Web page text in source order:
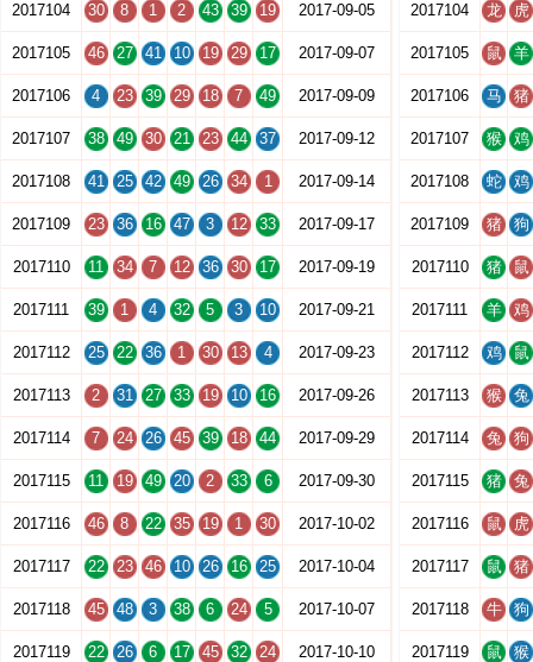
2017104 30 8 1 2 43 39 19 2017-09-05
2017105 46 27 41 10 19 29 17 2017-09-07
2017106 4 23 39 29 18 7 49 2017-09-09
2017107 38 49 30 21 23 44 37 2017-09-12
2017108 41 25 42 49 26 34 1 2017-09-14
2017109 23 36 16 47 3 12 33 2017-09-17
2017110 11 34 7 12 36 30 17 2017-09-19
2017111 39 1 4 32 5 3 10 2017-09-21
2017112 25 22 36 1 30 13 4 2017-09-23
2017113 2 31 27 33 19 10 16 2017-09-26
2017114 7 24 26 45 39 18 44 2017-09-29
2017115 11 19 49 20 2 33 6 2017-09-30
2017116 46 8 22 35 19 1 30 2017-10-02
2017117 22 23 46 10 26 16 25 2017-10-04
2017118 45 48 3 38 6 24 5 2017-10-07
2017119 22 26 6 17 45 32 24 2017-10-10
2017104 龙 虎
2017105 鼠 羊
2017106 马 猪
2017107 猴 鸡
2017108 蛇 鸡
2017109 猪 狗
2017110 猪 鼠
2017111 羊 鸡
2017112 鸡 鼠
2017113 猴 兔
2017114 兔 狗
2017115 猪 兔
2017116 鼠 虎
2017117 鼠 猪
2017118 牛 狗
2017119 鼠 猴